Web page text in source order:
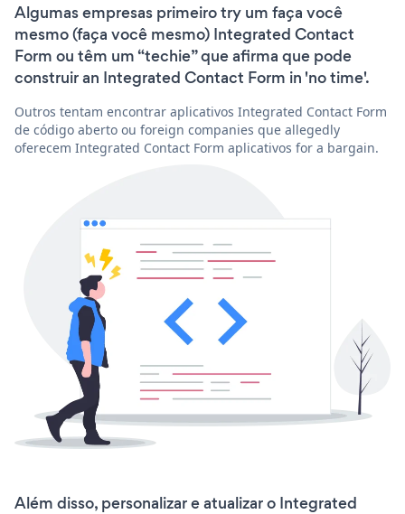
Algumas empresas primeiro try um faça você
mesmo (faça você mesmo) Integrated Contact
Form ou têm um “techie” que afirma que pode
construir an Integrated Contact Form in 'no time'.
Outros tentam encontrar aplicativos Integrated Contact Form
de código aberto ou foreign companies que allegedly
oferecem Integrated Contact Form aplicativos for a bargain.
Além disso, personalizar e atualizar o Integrated